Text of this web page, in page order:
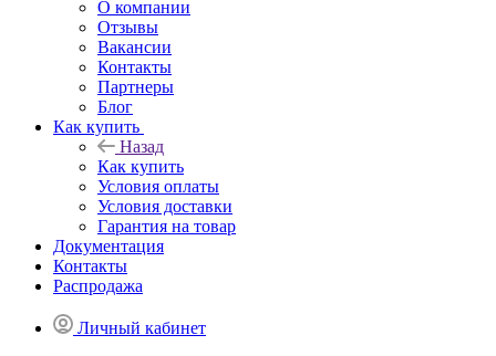
О компании
Отзывы
Вакансии
Контакты
Партнеры
Блог
Как купить
Назад
Как купить
Условия оплаты
Условия доставки
Гарантия на товар
Документация
Контакты
Распродажа
Личный кабинет